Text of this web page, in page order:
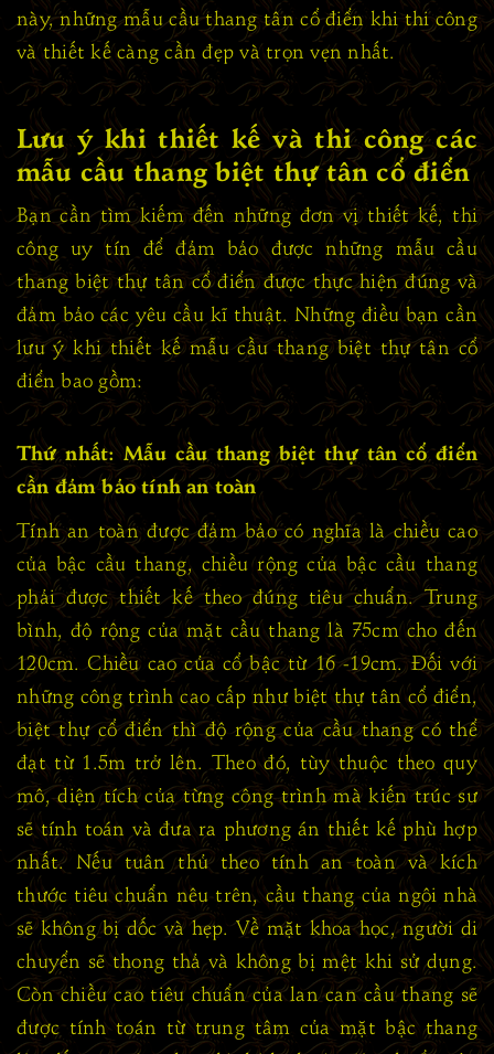
này, những mẫu cầu thang tân cổ điển khi thi công
và thiết kế càng cần đẹp và trọn vẹn nhất.
Lưu ý khi thiết kế và thi công các
mẫu cầu thang biệt thự tân cổ điển
Bạn cần tìm kiếm đến những đơn vị thiết kế, thi
công uy tín để đảm bảo được những mẫu cầu
thang biệt thự tân cổ điển được thực hiện đúng và
đảm bảo các yêu cầu kĩ thuật. Những điều bạn cần
lưu ý khi thiết kế mẫu cầu thang biệt thự tân cổ
điển bao gồm:
Thứ nhất: Mẫu cầu thang biệt thự tân cổ điển
cần đảm bảo tính an toàn
Tính an toàn được đảm bảo có nghĩa là chiều cao
của bậc cầu thang, chiều rộng của bậc cầu thang
phải được thiết kế theo đúng tiêu chuẩn. Trung
bình, độ rộng của mặt cầu thang là 75cm cho đến
120cm. Chiều cao của cổ bậc từ 16 -19cm. Đối với
những công trình cao cấp như biệt thự tân cổ điển,
biệt thự cổ điển thì độ rộng của cầu thang có thể
đạt từ 1.5m trở lên. Theo đó, tùy thuộc theo quy
mô, diện tích của từng công trình mà kiến trúc sư
sẽ tính toán và đưa ra phương án thiết kế phù hợp
nhất. Nếu tuân thủ theo tính an toàn và kích
thước tiêu chuẩn nêu trên, cầu thang của ngôi nhà
sẽ không bị dốc và hẹp. Về mặt khoa học, người di
chuyển sẽ thong thả và không bị mệt khi sử dụng.
Còn chiều cao tiêu chuẩn của lan can cầu thang sẽ
được tính toán từ trung tâm của mặt bậc thang